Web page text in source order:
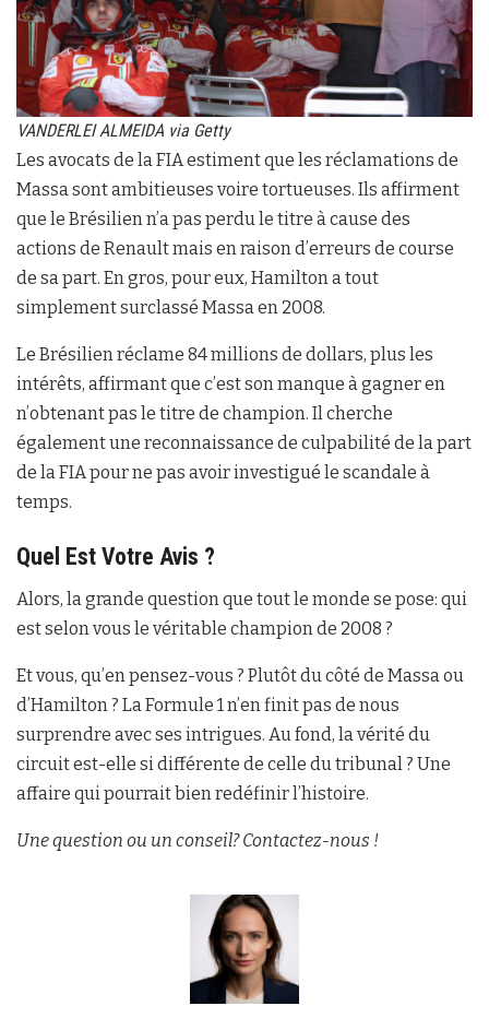
VANDERLEI ALMEIDA via Getty
Les avocats de la FIA estiment que les réclamations de
Massa sont ambitieuses voire tortueuses. Ils affirment
que le Brésilien n’a pas perdu le titre à cause des
actions de Renault mais en raison d’erreurs de course
de sa part. En gros, pour eux, Hamilton a tout
simplement surclassé Massa en 2008.
Le Brésilien réclame 84 millions de dollars, plus les
intérêts, affirmant que c’est son manque à gagner en
n’obtenant pas le titre de champion. Il cherche
également une reconnaissance de culpabilité de la part
de la FIA pour ne pas avoir investigué le scandale à
temps.
Quel Est Votre Avis ?
Alors, la grande question que tout le monde se pose: qui
est selon vous le véritable champion de 2008 ?
Et vous, qu’en pensez-vous ? Plutôt du côté de Massa ou
d’Hamilton ? La Formule 1 n’en finit pas de nous
surprendre avec ses intrigues. Au fond, la vérité du
circuit est-elle si différente de celle du tribunal ? Une
affaire qui pourrait bien redéfinir l’histoire.
Une question ou un conseil? Contactez-nous !